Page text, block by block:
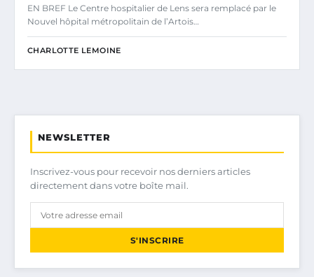
EN BREF Le Centre hospitalier de Lens sera remplacé par le
Nouvel hôpital métropolitain de l’Artois…
CHARLOTTE LEMOINE
NEWSLETTER
Inscrivez-vous pour recevoir nos derniers articles
directement dans votre boîte mail.
S'INSCRIRE